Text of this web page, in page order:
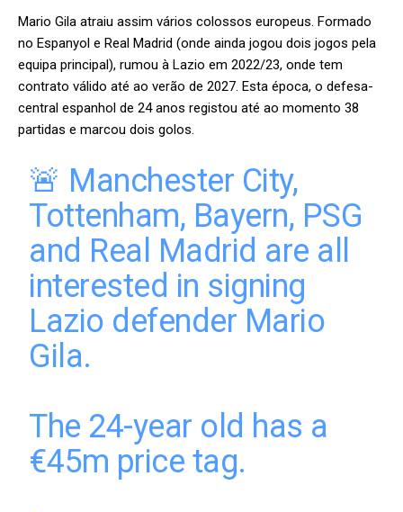
Mario Gila atraiu assim vários colossos europeus. Formado
no Espanyol e Real Madrid (onde ainda jogou dois jogos pela
equipa principal), rumou à Lazio em 2022/23, onde tem
contrato válido até ao verão de 2027. Esta época, o defesa-
central espanhol de 24 anos registou até ao momento 38
partidas e marcou dois golos.
🚨 Manchester City,
Tottenham, Bayern, PSG
and Real Madrid are all
interested in signing
Lazio defender Mario
Gila.
The 24-year old has a
€45m price tag.